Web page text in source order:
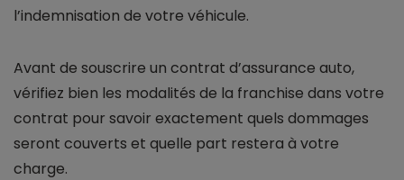
l’indemnisation de votre véhicule.
Avant de souscrire un contrat d’assurance auto,
vérifiez bien les modalités de la franchise dans votre
contrat pour savoir exactement quels dommages
seront couverts et quelle part restera à votre
charge.